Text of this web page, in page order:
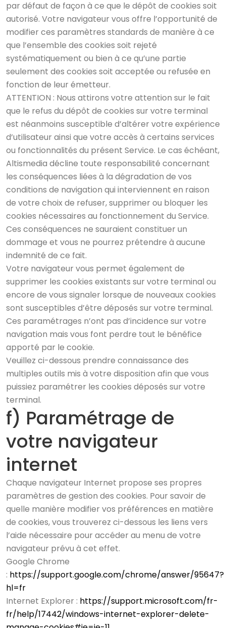
par défaut de façon à ce que le dépôt de cookies soit
autorisé. Votre navigateur vous offre l’opportunité de
modifier ces paramètres standards de manière à ce
que l’ensemble des cookies soit rejeté
systématiquement ou bien à ce qu’une partie
seulement des cookies soit acceptée ou refusée en
fonction de leur émetteur.
ATTENTION : Nous attirons votre attention sur le fait
que le refus du dépôt de cookies sur votre terminal
est néanmoins susceptible d’altérer votre expérience
d’utilisateur ainsi que votre accès à certains services
ou fonctionnalités du présent Service. Le cas échéant,
Altismedia décline toute responsabilité concernant
les conséquences liées à la dégradation de vos
conditions de navigation qui interviennent en raison
de votre choix de refuser, supprimer ou bloquer les
cookies nécessaires au fonctionnement du Service.
Ces conséquences ne sauraient constituer un
dommage et vous ne pourrez prétendre à aucune
indemnité de ce fait.
Votre navigateur vous permet également de
supprimer les cookies existants sur votre terminal ou
encore de vous signaler lorsque de nouveaux cookies
sont susceptibles d’être déposés sur votre terminal.
Ces paramétrages n’ont pas d’incidence sur votre
navigation mais vous font perdre tout le bénéfice
apporté par le cookie.
Veuillez ci-dessous prendre connaissance des
multiples outils mis à votre disposition afin que vous
puissiez paramétrer les cookies déposés sur votre
terminal.
f) Paramétrage de
votre navigateur
internet
Chaque navigateur Internet propose ses propres
paramètres de gestion des cookies. Pour savoir de
quelle manière modifier vos préférences en matière
de cookies, vous trouverez ci-dessous les liens vers
l’aide nécessaire pour accéder au menu de votre
navigateur prévu à cet effet.
Google Chrome
: https://support.google.com/chrome/answer/95647?
hl=fr
Internet Explorer : https://support.microsoft.com/fr-
fr/help/17442/windows-internet-explorer-delete-